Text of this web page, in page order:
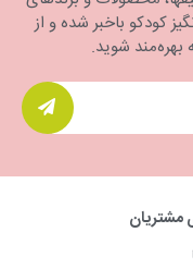
کودکو باخبر شده و از
بهره‌مند شوید.
مشتریان